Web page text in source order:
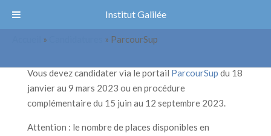
» » ParcourSup
ParcourSup
Vous devez candidater via le portail ParcourSup du 18
janvier au 9 mars 2023 ou en procédure
complémentaire du 15 juin au 12 septembre 2023.
Attention : le nombre de places disponibles en
Institut Galilée